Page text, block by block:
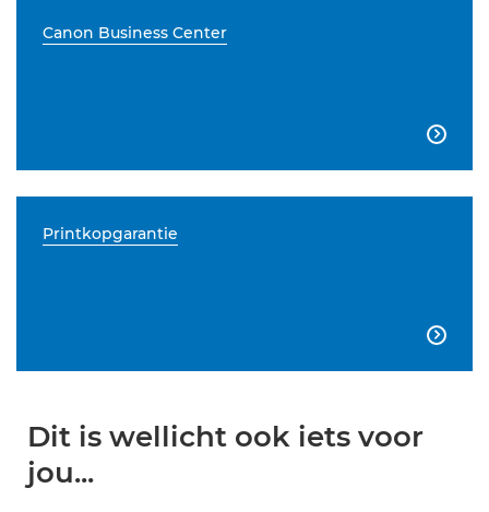
Canon Business Center

Printkopgarantie

Dit is wellicht ook iets voor
jou...